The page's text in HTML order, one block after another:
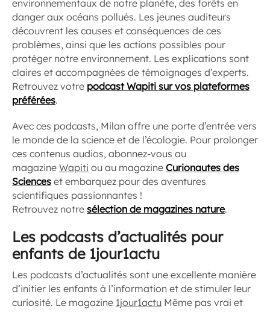
environnementaux de notre planète, des forêts en
danger aux océans pollués. Les jeunes auditeurs
découvrent les causes et conséquences de ces
problèmes, ainsi que les actions possibles pour
protéger notre environnement. Les explications sont
claires et accompagnées de témoignages d’experts.
Retrouvez votre podcast Wapiti sur vos plateformes
préférées.
Avec ces podcasts, Milan offre une porte d’entrée vers
le monde de la science et de l’écologie. Pour prolonger
ces contenus audios, abonnez-vous au
magazine Wapiti ou au magazine Curionautes des
Sciences et embarquez pour des aventures
scientifiques passionnantes !
Retrouvez notre sélection de magazines nature.
Les podcasts d’actualités pour
enfants de 1jour1actu
Les podcasts d’actualités sont une excellente manière
d’initier les enfants à l’information et de stimuler leur
curiosité. Le magazine 1jour1actu Même pas vrai et